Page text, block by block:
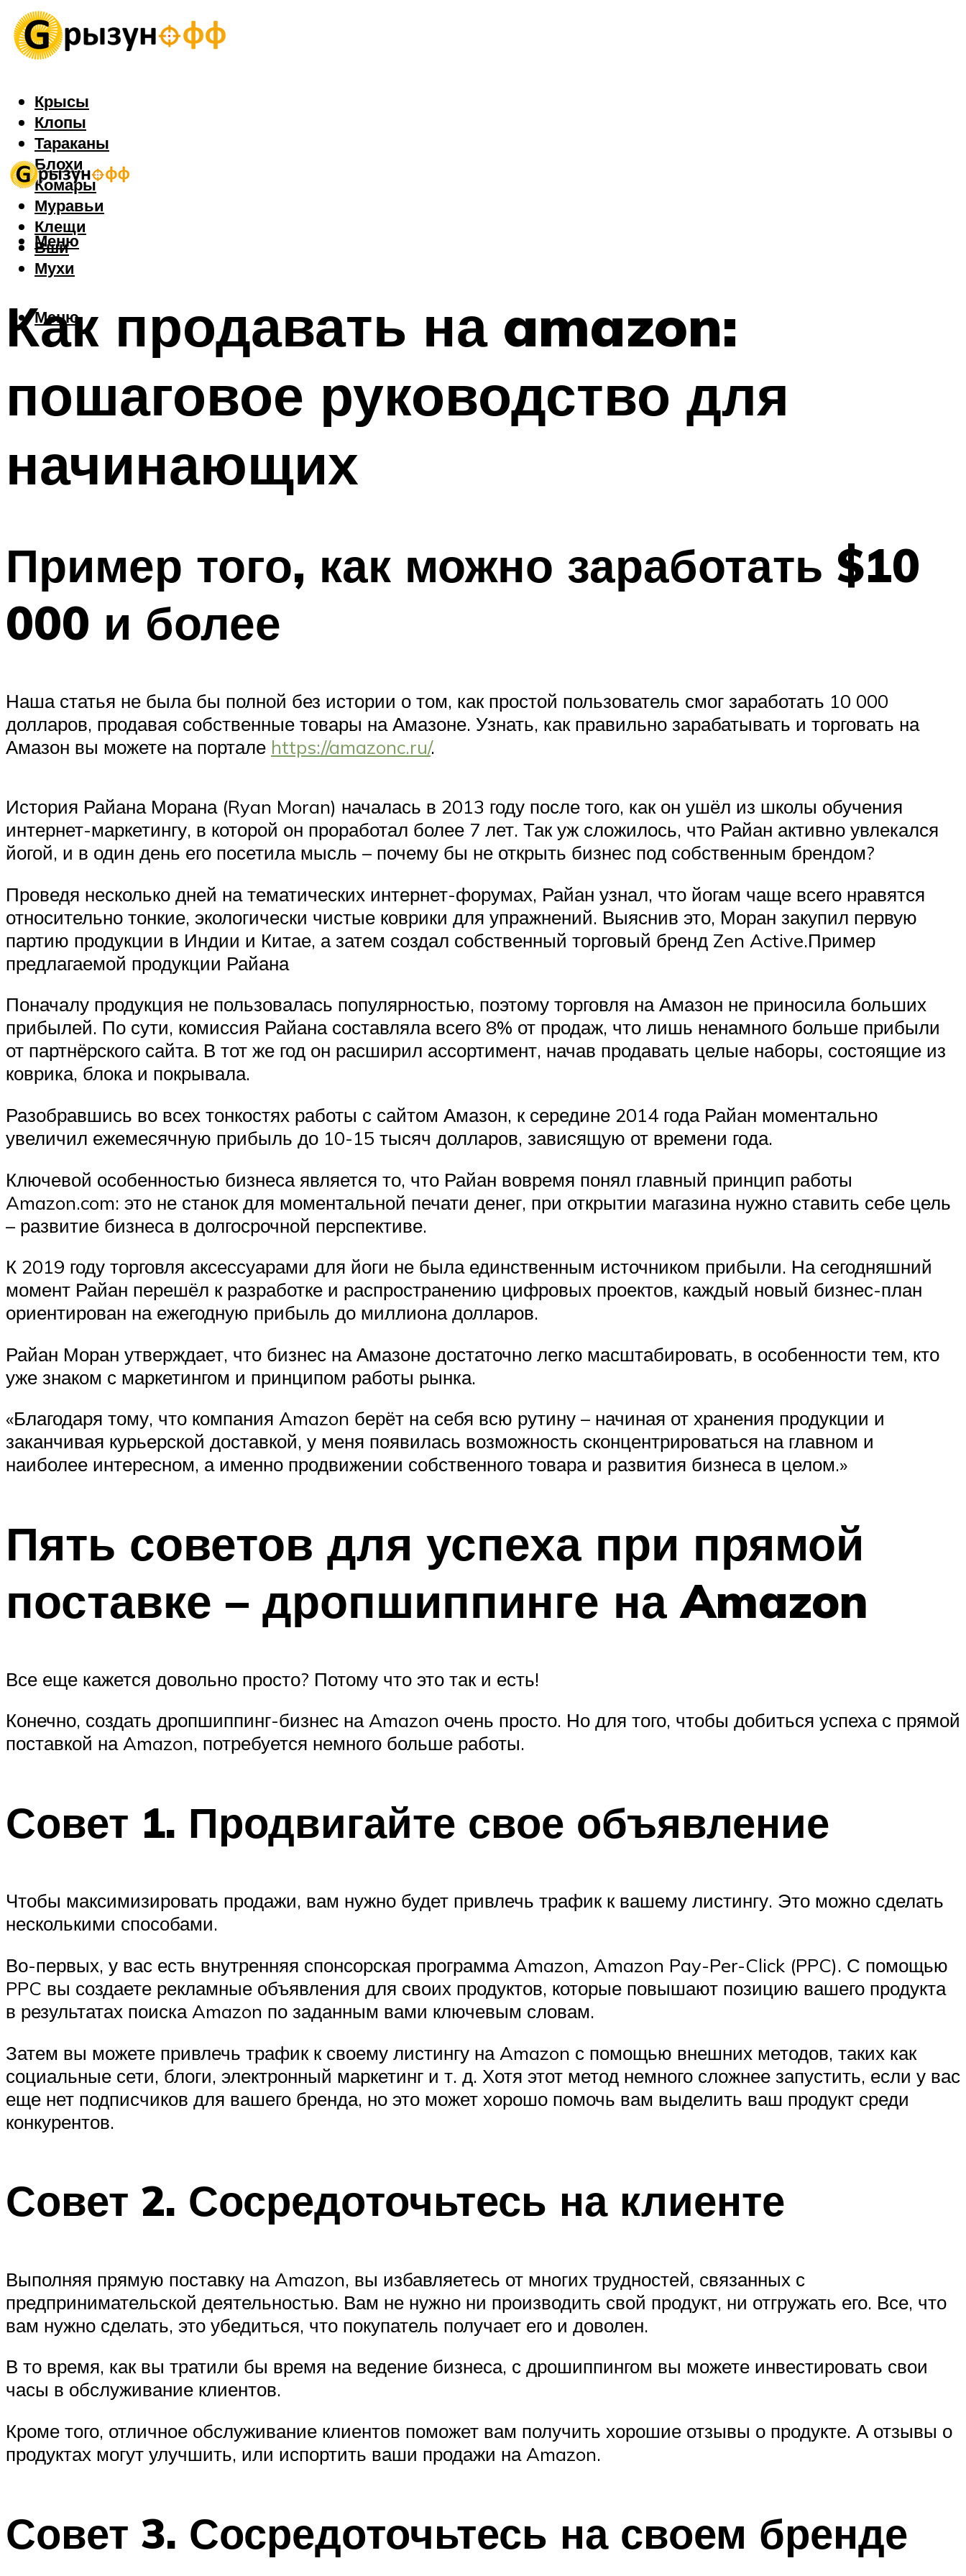
Крысы
Клопы
Тараканы
Блохи
Комары
Муравьи
Клещи
Вши
Мухи
Меню
Меню
Как продавать на amazon:
пошаговое руководство для
начинающих
Пример того, как можно заработать $10
000 и более
Наша статья не была бы полной без истории о том, как простой пользователь смог заработать 10 000
долларов, продавая собственные товары на Амазоне. Узнать, как правильно зарабатывать и торговать на
Амазон вы можете на портале https://amazonc.ru/.
История Райана Морана (Ryan Moran) началась в 2013 году после того, как он ушёл из школы обучения
интернет-маркетингу, в которой он проработал более 7 лет. Так уж сложилось, что Райан активно увлекался
йогой, и в один день его посетила мысль – почему бы не открыть бизнес под собственным брендом?
Проведя несколько дней на тематических интернет-форумах, Райан узнал, что йогам чаще всего нравятся
относительно тонкие, экологически чистые коврики для упражнений. Выяснив это, Моран закупил первую
партию продукции в Индии и Китае, а затем создал собственный торговый бренд Zen Active.Пример
предлагаемой продукции Райана
Поначалу продукция не пользовалась популярностью, поэтому торговля на Амазон не приносила больших
прибылей. По сути, комиссия Райана составляла всего 8% от продаж, что лишь ненамного больше прибыли
от партнёрского сайта. В тот же год он расширил ассортимент, начав продавать целые наборы, состоящие из
коврика, блока и покрывала.
Разобравшись во всех тонкостях работы с сайтом Амазон, к середине 2014 года Райан моментально
увеличил ежемесячную прибыль до 10-15 тысяч долларов, зависящую от времени года.
Ключевой особенностью бизнеса является то, что Райан вовремя понял главный принцип работы
Amazon.com: это не станок для моментальной печати денег, при открытии магазина нужно ставить себе цель
– развитие бизнеса в долгосрочной перспективе.
К 2019 году торговля аксессуарами для йоги не была единственным источником прибыли. На сегодняшний
момент Райан перешёл к разработке и распространению цифровых проектов, каждый новый бизнес-план
ориентирован на ежегодную прибыль до миллиона долларов.
Райан Моран утверждает, что бизнес на Амазоне достаточно легко масштабировать, в особенности тем, кто
уже знаком с маркетингом и принципом работы рынка.
«Благодаря тому, что компания Amazon берёт на себя всю рутину – начиная от хранения продукции и
заканчивая курьерской доставкой, у меня появилась возможность сконцентрироваться на главном и
наиболее интересном, а именно продвижении собственного товара и развития бизнеса в целом.»
Пять советов для успеха при прямой
поставке – дропшиппинге на Amazon
Все еще кажется довольно просто? Потому что это так и есть!
Конечно, создать дропшиппинг-бизнес на Amazon очень просто. Но для того, чтобы добиться успеха с прямой
поставкой на Amazon, потребуется немного больше работы.
Совет 1. Продвигайте свое объявление
Чтобы максимизировать продажи, вам нужно будет привлечь трафик к вашему листингу. Это можно сделать
несколькими способами.
Во-первых, у вас есть внутренняя спонсорская программа Amazon, Amazon Pay-Per-Click (PPC). С помощью
PPC вы создаете рекламные объявления для своих продуктов, которые повышают позицию вашего продукта
в результатах поиска Amazon по заданным вами ключевым словам.
Затем вы можете привлечь трафик к своему листингу на Amazon с помощью внешних методов, таких как
социальные сети, блоги, электронный маркетинг и т. д. Хотя этот метод немного сложнее запустить, если у вас
еще нет подписчиков для вашего бренда, но это может хорошо помочь вам выделить ваш продукт среди
конкурентов.
Совет 2. Сосредоточьтесь на клиенте
Выполняя прямую поставку на Amazon, вы избавляетесь от многих трудностей, связанных с
предпринимательской деятельностью. Вам не нужно ни производить свой продукт, ни отгружать его. Все, что
вам нужно сделать, это убедиться, что покупатель получает его и доволен.
В то время, как вы тратили бы время на ведение бизнеса, с дрошиппингом вы можете инвестировать свои
часы в обслуживание клиентов.
Кроме того, отличное обслуживание клиентов поможет вам получить хорошие отзывы о продукте. А отзывы о
продуктах могут улучшить, или испортить ваши продажи на Amazon.
Совет 3. Сосредоточьтесь на своем бренде